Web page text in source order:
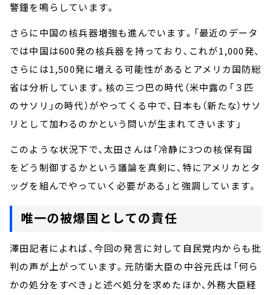
警鐘を鳴らしています。
さらに中国の核兵器増強も進んでいます。「最近のデータ
では中国は600発の核兵器を持っており、これが1,000発、
さらには1,500発に増える可能性があるとアメリカ国防総
省は分析しています。核の三つ巴の時代（米中露の「３匹
のサソリ」の時代）がやってくる中で、日本も（新たな）サソ
リとして加わるのかという問いが生まれてきいます」
このような状況下で、太田さんは「冷静に3つの核保有国
をどう制御するかという議論を真剣に、特にアメリカとタ
ッグを組んでやっていく必要がある」と強調しています。
唯一の被爆国としての責任
澤田記者によれば、今回の発言に対して自民党内からも批
判の声が上がっています。元防衛大臣の中谷元氏は「何ら
かの処分をすべき」と述べ処分を求めたほか、外務大臣経